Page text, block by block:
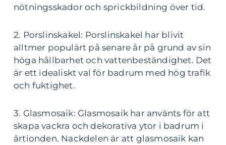
nötningsskador och sprickbildning över tid.
2. Porslinskakel: Porslinskakel har blivit
alltmer populärt på senare år på grund av sin
höga hållbarhet och vattenbeständighet. Det
är ett idealiskt val för badrum med hög trafik
och fuktighet.
3. Glasmosaik: Glasmosaik har använts för att
skapa vackra och dekorativa ytor i badrum i
årtionden. Nackdelen är att glasmosaik kan